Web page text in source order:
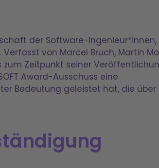
der Software-
von Marcel Bruch, Martin
zum Zeitpunkt seiner
Award-Ausschuss eine
Bedeutung geleistet hat, die über